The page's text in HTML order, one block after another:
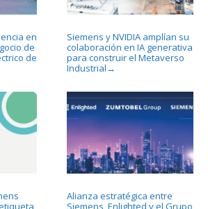
en
de
de
Siemens y NVIDIA amplían su
colaboración en IA generativa
para construir el Metaverso
Industrial →
Alianza estratégica entre
Siemens, Enlighted y el Grupo